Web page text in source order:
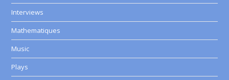
Interviews
Mathematiques
Music
Plays